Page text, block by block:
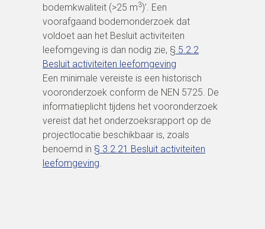
bodemkwaliteit (>25 m3)’. Een
voorafgaand bodemonderzoek dat
voldoet aan het Besluit activiteiten
leefomgeving is dan nodig zie, § 5.2.2
Besluit activiteiten leefomgeving
Een minimale vereiste is een historisch
vooronderzoek conform de NEN 5725. De
informatieplicht tijdens het vooronderzoek
vereist dat het onderzoeksrapport op de
projectlocatie beschikbaar is, zoals
benoemd in § 3.2.21 Besluit activiteiten
leefomgeving.